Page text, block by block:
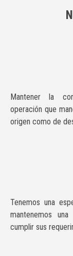
Mantener la
operaciónque
origen como de
Tenemos una
mantenemos una
cumplir sus